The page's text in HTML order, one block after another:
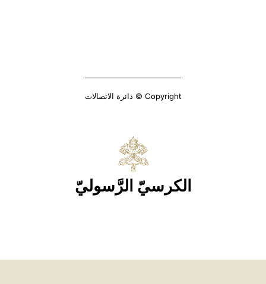
Copyright © دائرة الاتصالات
الكرسيّ الرَّسوليّ